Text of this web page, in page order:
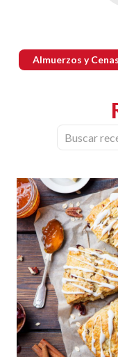
Almuerzos y Cenas